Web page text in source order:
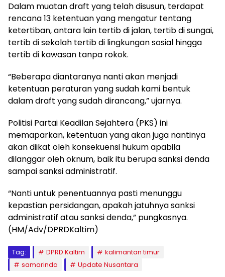
Dalam muatan draft yang telah disusun, terdapat
rencana 13 ketentuan yang mengatur tentang
ketertiban, antara lain tertib di jalan, tertib di sungai,
tertib di sekolah tertib di lingkungan sosial hingga
tertib di kawasan tanpa rokok.
“Beberapa diantaranya nanti akan menjadi
ketentuan peraturan yang sudah kami bentuk
dalam draft yang sudah dirancang,” ujarnya.
Politisi Partai Keadilan Sejahtera (PKS) ini
memaparkan, ketentuan yang akan juga nantinya
akan diikat oleh konsekuensi hukum apabila
dilanggar oleh oknum, baik itu berupa sanksi denda
sampai sanksi administratif.
“Nanti untuk penentuannya pasti menunggu
kepastian persidangan, apakah jatuhnya sanksi
administratif atau sanksi denda,” pungkasnya.
(HM/Adv/DPRDKaltim)
Tag: DPRD Kaltim
kalimantan timur
samarinda
Update Nusantara